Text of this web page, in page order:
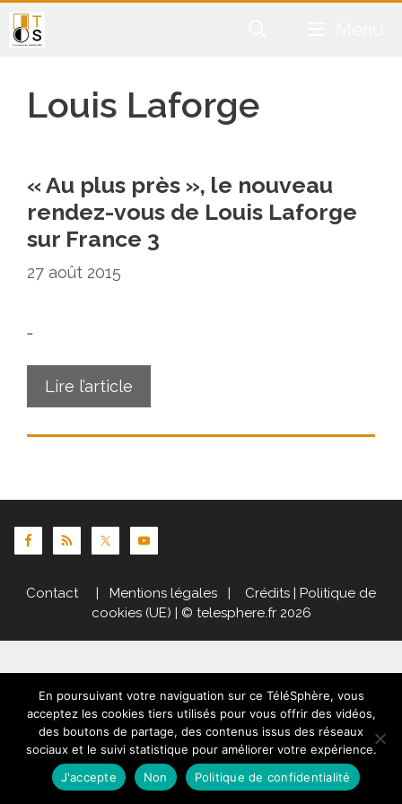
Aller
au
Louis Laforge
« Au plus près », le nouveau
rendez-vous de Louis Laforge
sur France 3
27 août 2015
…
Lire l’article
Contact| Mentions légales | Crédits | Politique de
cookies (UE) | © telesphere.fr 2026
En poursuivant votre naviguation sur ce TéléSphère, vous
acceptez les cookies tiers utilisés pour vous offrir des vidéos,
des boutons de partage, des contenus issus des réseaux
sociaux et le suivi statistique pour améliorer votre expérience.
J'accepte
Non Politique de confidentialité